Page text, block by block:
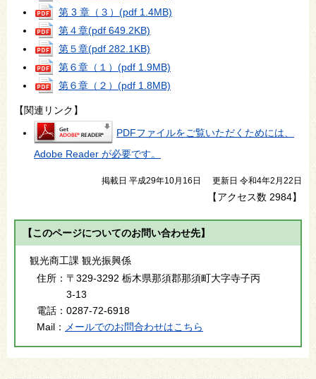
第 3 章（３） (pdf 1.4MB)
第４章(pdf 649.2KB)
第５章(pdf 282.1KB)
第６章（１） (pdf 1.9MB)
第６章（２） (pdf 1.8MB)
【関連リンク】
PDFファイルをご覧いただくためには、
Adobe Reader が必要です。
掲載日 平成29年10月16日 更新日 令和4年2月22日
【アクセス数 2984】
【このページについてのお問い合わせ先】
観光商工課 観光振興係
住所： 〒329-3292 栃木県那須郡那須町大字寺子丙
3-13
電話： 0287-72-6918
Mail： メールでのお問合わせはこちら